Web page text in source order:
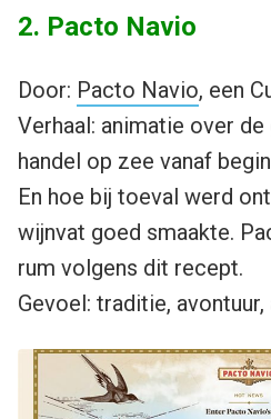
2. Pacto Navio
Door: Pacto Navio, een
Verhaal: animatie over
handel op zee vanaf
En hoe bij toeval werd
wijnvat goed smaakte.
rum volgens dit recept.
Gevoel: traditie,